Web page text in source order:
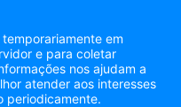
em
e para coletar
nos ajudam a
atender aos interesses
periodicamente.